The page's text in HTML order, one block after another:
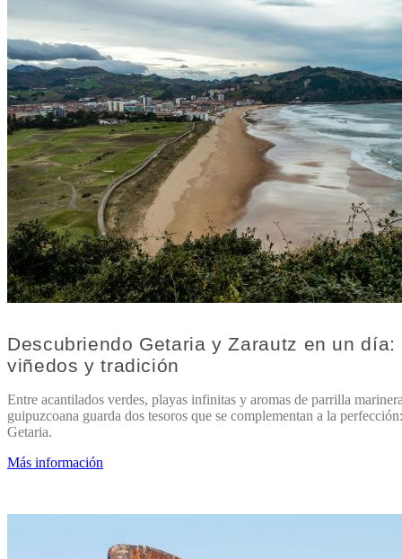
Descubriendo Getaria y Zarautz en un día:
viñedos y tradición
Entre acantilados verdes, playas infinitas y aromas de parrilla
guipuzcoana guarda dos tesoros que se complementan a la
Getaria.
Más información